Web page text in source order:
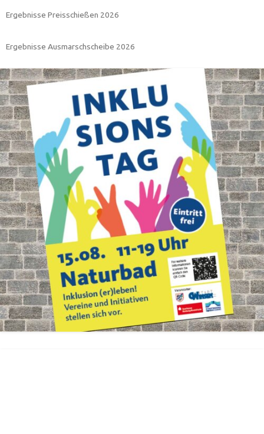
Ergebnisse Preisschießen 2026
Ergebnisse Ausmarschscheibe 2026